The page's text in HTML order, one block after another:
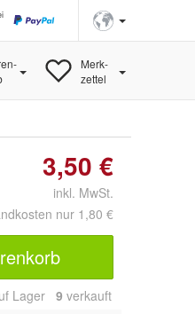
Merk-
zettel
3,50 €
inkl. MwSt.
nur 1,80 €
Lager 9 verkauft